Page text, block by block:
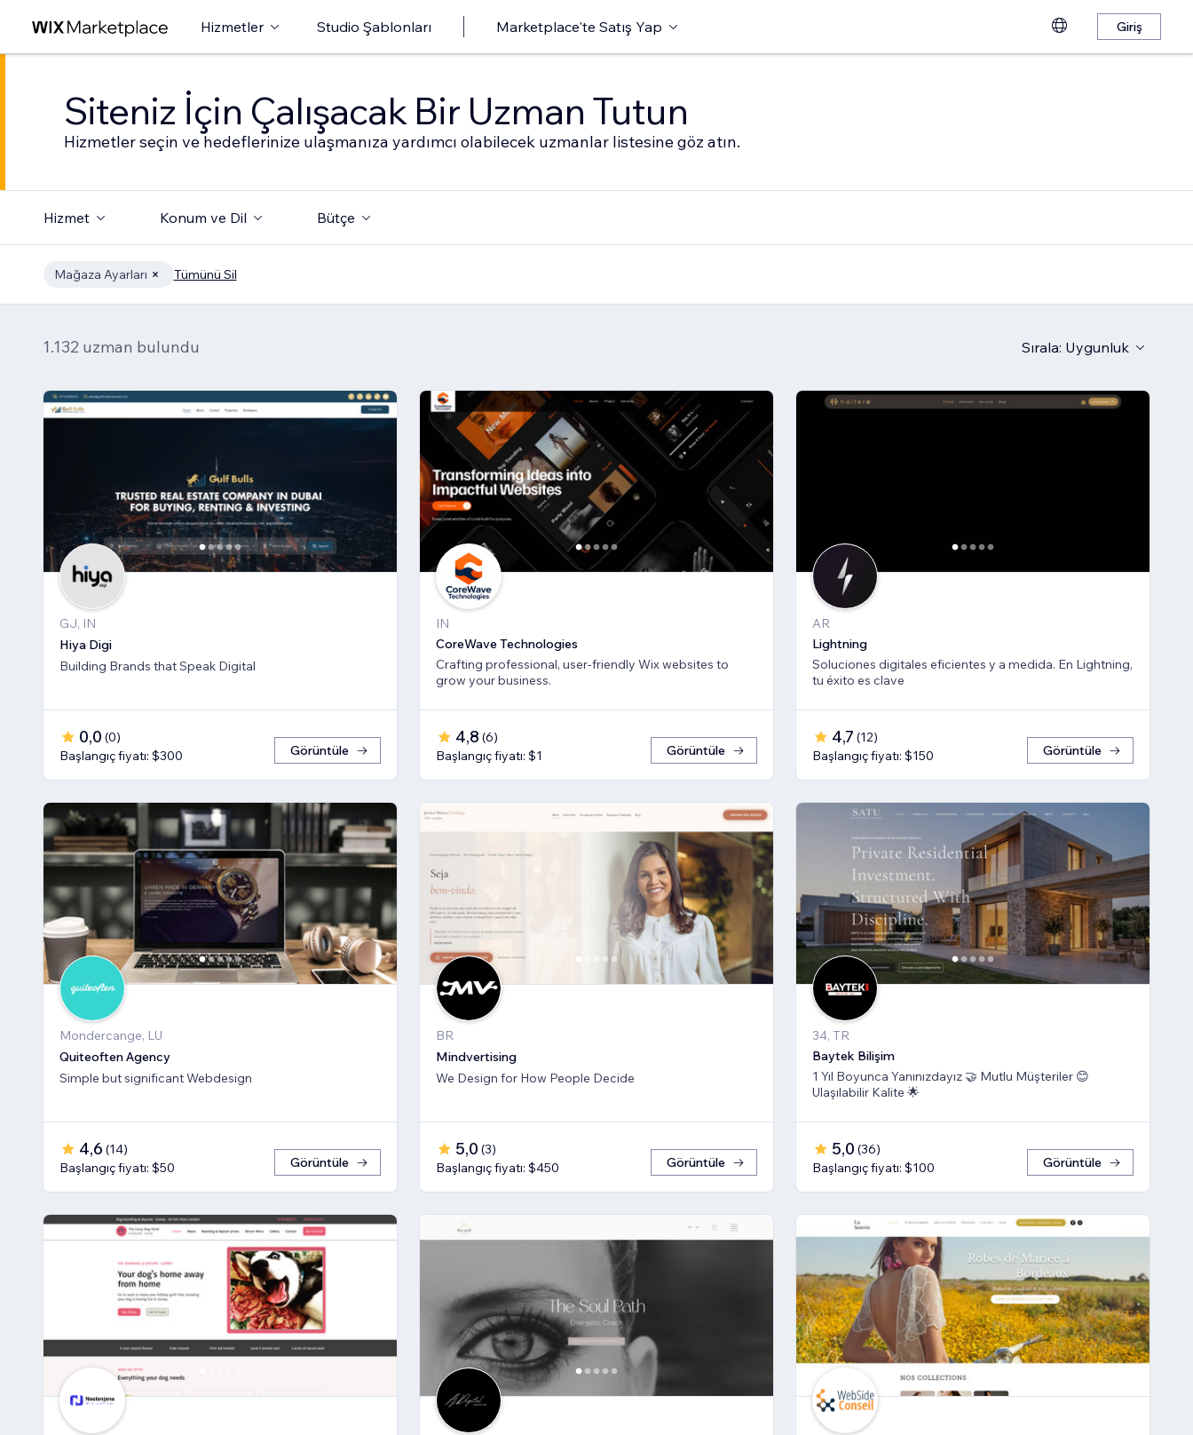
Hizmetler Studio Şablonları Marketplace'te Satış Yap Giriş
Siteniz İçin Çalışacak Bir Uzman Tutun
Hizmetler seçin ve hedeflerinize ulaşmanıza yardımcı olabilecek uzmanlar listesine göz atın.
Hizmet Konum ve Dil Bütçe
Mağaza Ayarları Tümünü Sil
1.132 uzman bulundu Sırala: Uygunluk
GJ, IN
Hiya Digi
Building Brands that Speak Digital
0,0 (0)
Başlangıç fiyatı: $300
Görüntüle
IN
CoreWave Technologies
Crafting professional, user-friendly Wix websites to
grow your business.
4,8 (6)
Başlangıç fiyatı: $1
Görüntüle
AR
Lightning
Soluciones digitales eficientes y a medida. En Lightning,
tu éxito es clave
4,7 (12)
Başlangıç fiyatı: $150
Görüntüle
Mondercange, LU
Quiteoften Agency
Simple but significant Webdesign
4,6 (14)
Başlangıç fiyatı: $50
Görüntüle
BR
Mindvertising
We Design for How People Decide
5,0 (3)
Başlangıç fiyatı: $450
Görüntüle
34, TR
Baytek Bilişim
1 Yıl Boyunca Yanınızdayız 🤝 Mutlu Müşteriler 😊
Ulaşılabilir Kalite 🌟
5,0 (36)
Başlangıç fiyatı: $100
Görüntüle